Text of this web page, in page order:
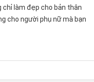
chỉ làm đẹp cho bản thân
cho người phụ nữ mà bạn